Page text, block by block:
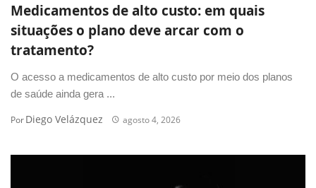
Medicamentos de alto custo: em quais
situações o plano deve arcar com o
tratamento?
O acesso a medicamentos de alto custo por meio dos planos
de saúde ainda gera ...
PorDiego Velázquez agosto 4, 2026